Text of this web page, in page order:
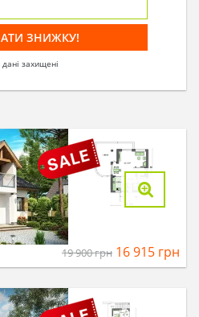
захищені
19 900грн 16 915 грн